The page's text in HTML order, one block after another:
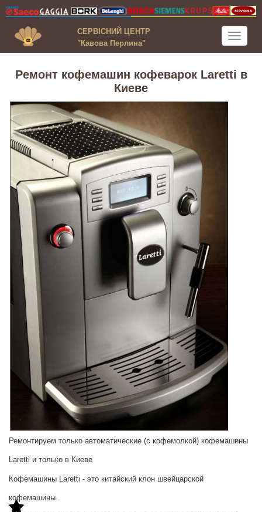
Toggle
СЕРВІСНИЙ ЦЕНТР
"Кавова Перлина"
Ремонт кофемашин кофеварок Laretti в
Киеве
Ремонтируем только автоматические (с кофемолкой) кофемашины
Laretti и только в Киеве
Кофемашины Laretti - это китайский клон швейцарской
кофемашины.